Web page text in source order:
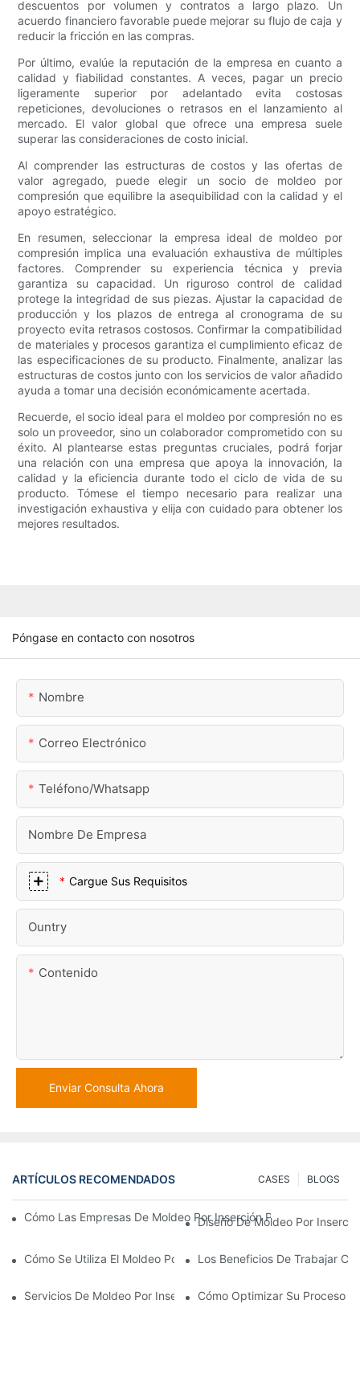
descuentos por volumen y contratos a largo plazo. Un
acuerdo financiero favorable puede mejorar su flujo de caja y
reducir la fricción en las compras.
Por último, evalúe la reputación de la empresa en cuanto a
calidad y fiabilidad constantes. A veces, pagar un precio
ligeramente superior por adelantado evita costosas
repeticiones, devoluciones o retrasos en el lanzamiento al
mercado. El valor global que ofrece una empresa suele
superar las consideraciones de costo inicial.
Al comprender las estructuras de costos y las ofertas de
valor agregado, puede elegir un socio de moldeo por
compresión que equilibre la asequibilidad con la calidad y el
apoyo estratégico.
En resumen, seleccionar la empresa ideal de moldeo por
compresión implica una evaluación exhaustiva de múltiples
factores. Comprender su experiencia técnica y previa
garantiza su capacidad. Un riguroso control de calidad
protege la integridad de sus piezas. Ajustar la capacidad de
producción y los plazos de entrega al cronograma de su
proyecto evita retrasos costosos. Confirmar la compatibilidad
de materiales y procesos garantiza el cumplimiento eficaz de
las especificaciones de su producto. Finalmente, analizar las
estructuras de costos junto con los servicios de valor añadido
ayuda a tomar una decisión económicamente acertada.
Recuerde, el socio ideal para el moldeo por compresión no es
solo un proveedor, sino un colaborador comprometido con su
éxito. Al plantearse estas preguntas cruciales, podrá forjar
una relación con una empresa que apoya la innovación, la
calidad y la eficiencia durante todo el ciclo de vida de su
producto. Tómese el tiempo necesario para realizar una
investigación exhaustiva y elija con cuidado para obtener los
mejores resultados.
Póngase en contacto con nosotros
Nombre
Correo Electrónico
Teléfono/whatsapp
Nombre De Empresa
Cargue Sus Requisitos
Ountry
Contenido
Enviar Consulta Ahora
ARTÍCULOS RECOMENDADOS BLOGS
CASES
Cómo Las Empresas De Moldeo Por Inserción Pueden
Diseño De Moldeo Por
Cómo Se Utiliza El Moldeo Por Inserción De Plástico Para
Los Beneficios De Trabajar
Servicios De Moldeo Por Inserción: Por Qué Es La Mejor
Cómo Optimizar Su Proceso